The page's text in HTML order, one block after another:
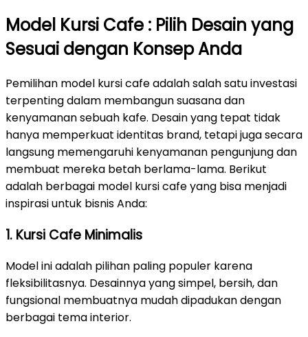
Model Kursi Cafe : Pilih Desain yang
Sesuai dengan Konsep Anda
Pemilihan model kursi cafe adalah salah satu investasi
terpenting dalam membangun suasana dan
kenyamanan sebuah kafe. Desain yang tepat tidak
hanya memperkuat identitas brand, tetapi juga secara
langsung memengaruhi kenyamanan pengunjung dan
membuat mereka betah berlama-lama. Berikut
adalah berbagai model kursi cafe yang bisa menjadi
inspirasi untuk bisnis Anda:
1. Kursi Cafe Minimalis
Model ini adalah pilihan paling populer karena
fleksibilitasnya. Desainnya yang simpel, bersih, dan
fungsional membuatnya mudah dipadukan dengan
berbagai tema interior.